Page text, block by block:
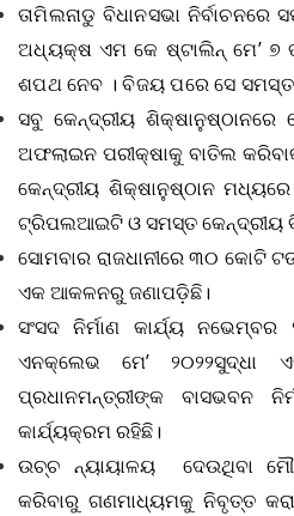
ତାମିଲନାଡୁ ବିଧାନସଭା
ଅଧ୍ୟକ୍ଷ ଏମ କେ ଷ୍ଟାଲିନ୍ ମେ’ ୭
ଶପଥ ନେବ । ବିଜୟ ପରେ ସେ
ସବୁ କେନ୍ଦ୍ରୀୟ ଶିକ୍ଷାନୁଷ୍ଠାନରେ
ଅଫଲାଇନ ପରୀକ୍ଷାକୁ ବାତିଲ
କେନ୍ଦ୍ରୀୟ ଶିକ୍ଷାନୁଷ୍ଠାନ
ଟ୍ରିପଲଆଇଟି ଓ ସମସ୍ତ କେନ୍ଦ୍ରୀୟ
ସୋମବାର ରାଜଧାନୀରେ ୩୦ କୋଟି
ଏକ ଆକଳନରୁ ଜଣାପଡ଼ିଛି।
ସଂସଦ ନିର୍ମାଣ କାର୍ଯ୍ୟ ନଭେମ୍ବର
ଏନକ୍ଲେଭ ମେ’ ୨୦୨୨ସୁଦ୍ଧା
ପ୍ରଧାନମନ୍ତ୍ରୀଙ୍କ ବାସଭବନ
କାର୍ଯ୍ୟକ୍ରମ ରହିଛି।
ଉଚ୍ଚ ନ୍ୟାୟାଳୟ ଦେଉଥିବା
କରିବାରୁ ଗଣମାଧ୍ୟମକୁ ନିବୃତ୍ତ